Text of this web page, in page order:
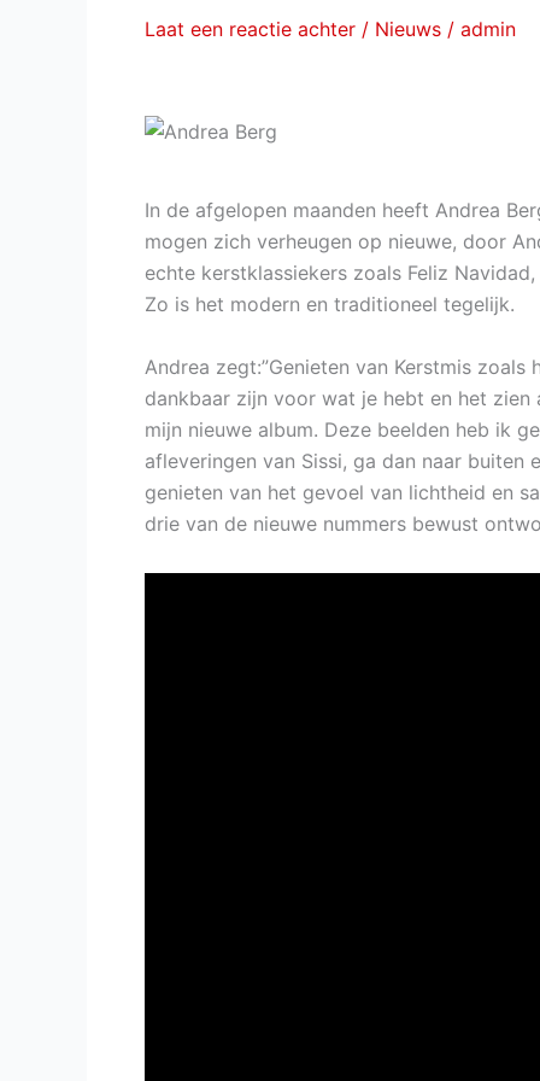
nieuwe
sind
Laat een reactie achter / Nieuws / admin
In de afgelopen maanden heeft Andrea
mogen zich verheugen op nieuwe, door
echte kerstklassiekers zoals Feliz
Zo is het modern en traditioneel tegelijk.
Andrea zegt:”Genieten van Kerstmis
dankbaar zijn voor wat je hebt en het
mijn nieuwe album. Deze beelden heb ik
afleveringen van Sissi, ga dan naar buiten
genieten van het gevoel van lichtheid en
drie van de nieuwe nummers bewust